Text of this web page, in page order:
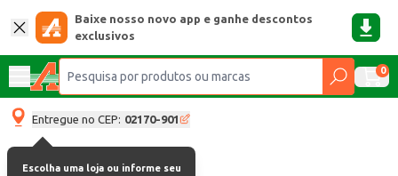
Baixe nosso novo app e ganhe descontos
exclusivos
0
Entregue no CEP: 02170-901
Escolha uma loja ou informe seu